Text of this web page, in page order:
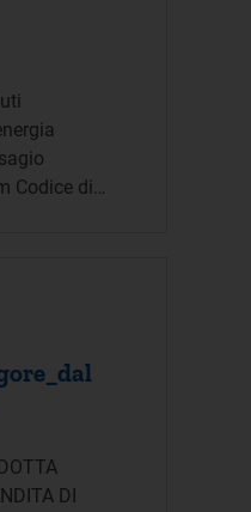
Codice di…
DI